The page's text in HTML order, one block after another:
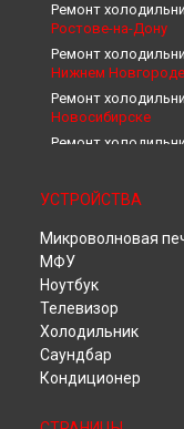
Ремонт
Ростове-на-Дону
Ремонт
Нижнем Новгороде
Ремонт
Новосибирске
Ремонт
Ремонт
Екатеринбурге
Ремонт
Казани
Ремонт
Ремонт
Воронеже
Ремонт
Волгограде
Ремонт
УСТРОЙСТВА
Микроволновая
МФУ
Ноутбук
Телевизор
Холодильник
Саундбар
Кондиционер